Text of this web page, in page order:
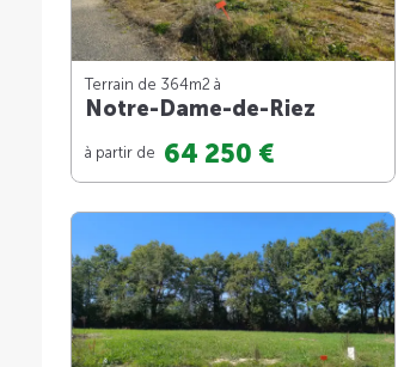
Terrain de 364m2 à
Notre-Dame-de-Riez
à partir de 64 250 €